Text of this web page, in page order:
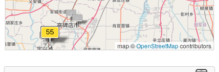
map ©OpenStreetMapcontributors